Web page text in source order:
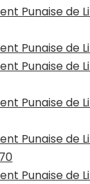
Punaise de
Punaise de
Punaise de
Punaise de
Punaise de
Punaise de